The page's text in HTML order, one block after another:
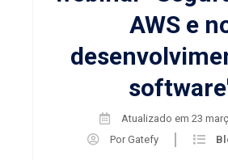
AWS e
Atualizado em 23
PorGatefy